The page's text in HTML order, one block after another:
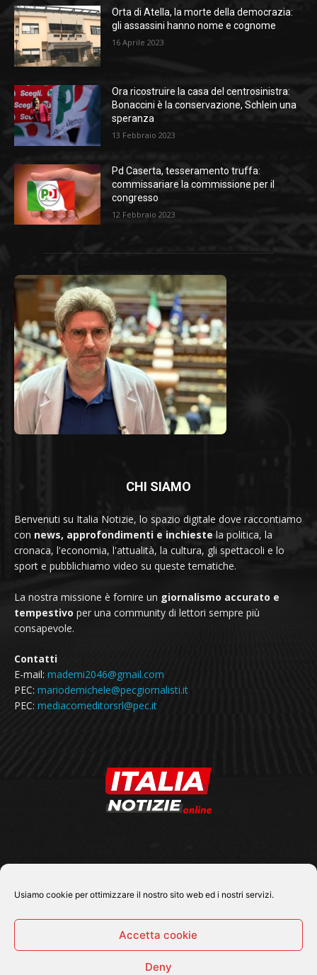
Usiamo cookie per ottimizzare il nostro sito web ed i nostri servizi.
Accetta cookie
Deny
Orta di Atella, la morte della democrazia:
gli assassini hanno nome e cognome
16 Aprile 2023
Ora ricostruire la casa del centrosinistra:
Bonaccini è la conservazione, Schlein una
speranza
13 Febbraio 2023
Pd Caserta, tesseramento truffa:
commissariare la commissione per il
congresso
12 Febbraio 2023
CHI SIAMO
Benvenuti su Italia Notizie, lo spazio digitale dove raccontiamo
con news, approfondimenti e inchieste la politica, la
cronaca, l'economia, l'attualità, la cultura, gli spettacoli e lo
sport e pubblichiamo video su queste tematiche.
La nostra missione è fornire un giornalismo accurato e
tempestivo per una community di lettori sempre più
consapevole.
Contatti
E-mail: mademi2046@gmail.com
PEC: mariodemichele@pecgiornalisti.it
PEC: mediacomeditorsrl@pec.it
SEGUICI SU